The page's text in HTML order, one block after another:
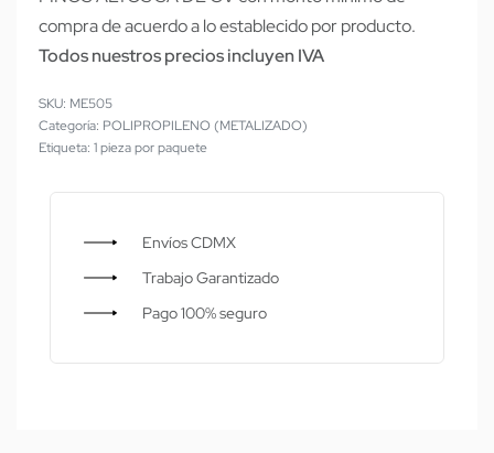
compra de acuerdo a lo establecido por producto.
Todos nuestros precios incluyen IVA
ME505
Categoría: POLIPROPILENO (METALIZADO)
Etiqueta: 1 pieza por paquete
Envíos CDMX
Trabajo Garantizado
Pago 100% seguro